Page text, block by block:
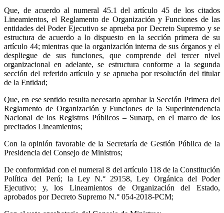
Que, de acuerdo al numeral 45.1 del artículo 45 de los citados
Lineamientos, el Reglamento de Organización y Funciones de las
entidades del Poder Ejecutivo se aprueba por Decreto Supremo y se
estructura de acuerdo a lo dispuesto en la sección primera de su
artículo 44; mientras que la organización interna de sus órganos y el
despliegue de sus funciones, que comprende del tercer nivel
organizacional en adelante, se estructura conforme a la segunda
sección del referido artículo y se aprueba por resolución del titular
de la Entidad;
Que, en ese sentido resulta necesario aprobar la Sección Primera del
Reglamento de Organización y Funciones de la Superintendencia
Nacional de los Registros Públicos – Sunarp, en el marco de los
precitados Lineamientos;
Con la opinión favorable de la Secretaría de Gestión Pública de la
Presidencia del Consejo de Ministros;
De conformidad con el numeral 8 del artículo 118 de la Constitución
Política del Perú; la Ley N.° 29158, Ley Orgánica del Poder
Ejecutivo; y, los Lineamientos de Organización del Estado,
aprobados por Decreto Supremo N.° 054-2018-PCM;